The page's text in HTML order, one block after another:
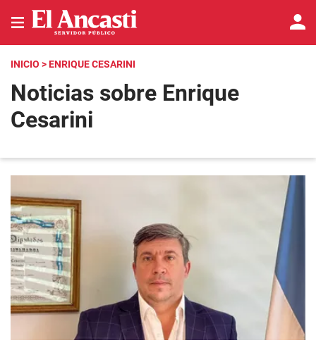
INICIO > ENRIQUE CESARINI
Noticias sobre Enrique
Cesarini